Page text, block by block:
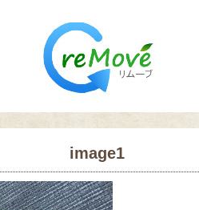
image1